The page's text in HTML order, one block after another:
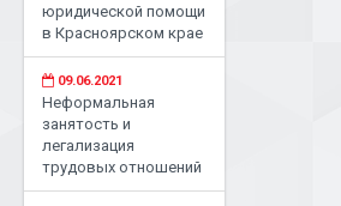
юридической помощи
в Красноярском крае
09.06.2021
Неформальная
занятость и
легализация
трудовых отношений